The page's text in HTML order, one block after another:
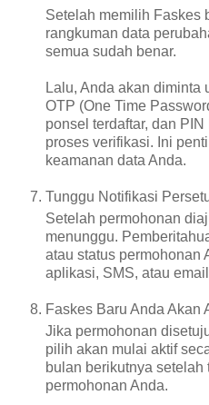
Setelah memilih Faskes
rangkuman data
semua sudah benar.
Lalu, Anda akan diminta
OTP (One Time
ponsel terdaftar, dan
proses verifikasi. Ini
keamanan data Anda.
Tunggu Notifikasi
Setelah permohonan
menunggu.
atau status permohonan
aplikasi, SMS, atau
Faskes Baru Anda Akan
Jika permohonan
pilih akan mulai aktif
bulan berikutnya
permohonan Anda.